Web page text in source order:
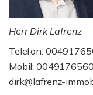
Herr Dirk Lafrenz
Telefon:
Mobil:
dirk@lafrenz-